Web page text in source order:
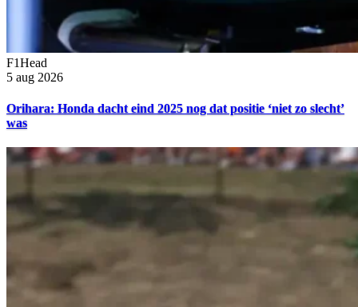
F1Head
5 aug 2026
Orihara: Honda dacht eind 2025 nog dat positie ‘niet zo slecht’
was